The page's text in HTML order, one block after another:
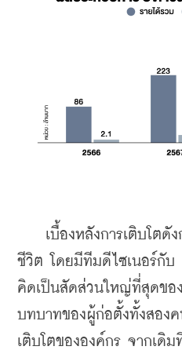
เบื้องหลังการเติบโตดัง
ชีวิต โดยมีทีมดีไซเนอร์กั
คิดเป็นสัดส่วนใหญ่ที่สุดข
บทบาทของผู้ก่อตั้งทั้งสอง
เติบโตขององค์กร จากเ